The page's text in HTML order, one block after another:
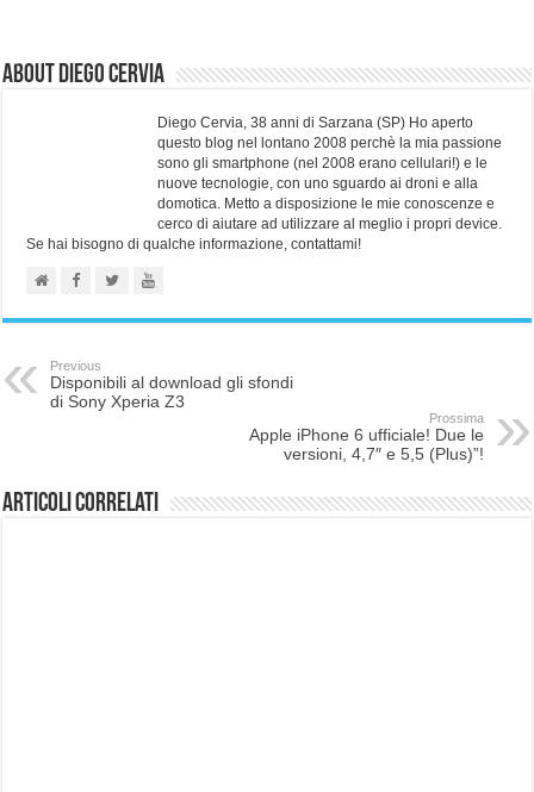
About Diego Cervia
Diego Cervia, 38 anni di Sarzana (SP) Ho aperto
questo blog nel lontano 2008 perchè la mia passione
sono gli smartphone (nel 2008 erano cellulari!) e le
nuove tecnologie, con uno sguardo ai droni e alla
domotica. Metto a disposizione le mie conoscenze e
cerco di aiutare ad utilizzare al meglio i propri device.
Se hai bisogno di qualche informazione, contattami!
Previous
Disponibili al download gli sfondi
di Sony Xperia Z3
Prossima
Apple iPhone 6 ufficiale! Due le
versioni, 4,7″ e 5,5 (Plus)”!
Articoli correlati